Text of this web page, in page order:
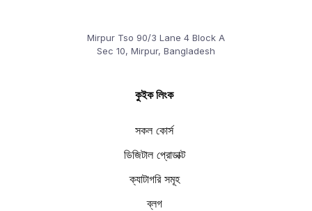
Mirpur Tso 90/3 Lane 4 Block A
Sec 10, Mirpur, Bangladesh
কুইক লিংক
সকল কোর্স
ডিজিটাল প্রোডাক্ট
ক্যাটাগরি সমূহ
ব্লগ